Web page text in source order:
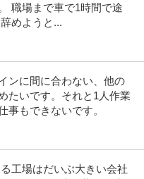
職場まで車で1時間で途
めようと...
ンに間に合わない、他の
たいです。それと1人作業
事もできないです。
工場はだいぶ大きい会社